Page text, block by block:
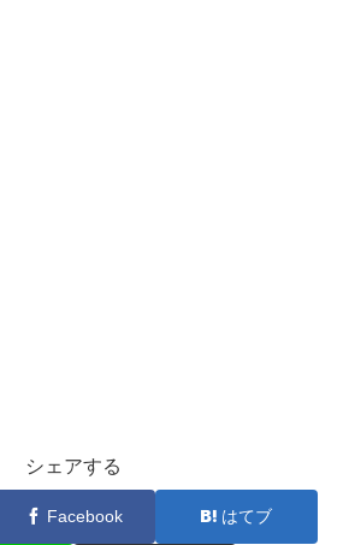
シェアする
Facebook はてブ